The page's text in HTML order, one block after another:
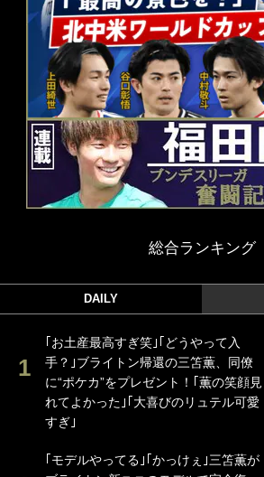
総合ランキング
DAILY
｢お土産最高すぎ笑｣｢どうやって入
手？｣ブライトン帰還の三笘薫、同僚
に“ポケカ”をプレゼント！｢薫の笑顔見
れてよかった｣｢大喜びのリュテル可愛
すぎ｣
｢モデルやってる｣｢かっけぇ｣三笘薫が